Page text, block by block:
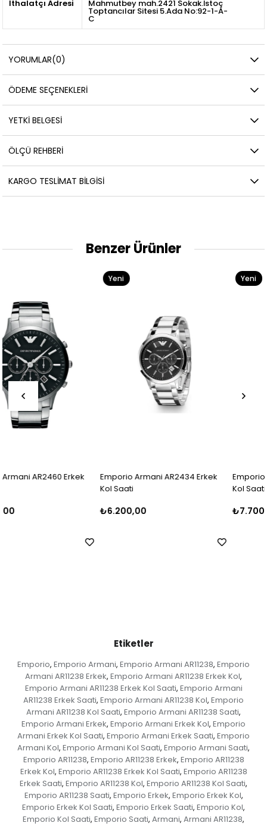
İthalatçı Adresi Mahmutbey mah.2421 Sokak.İstoç
Toptancılar Sitesi 5.Ada No:92-1-A-
C
YORUMLAR(0)
ÖDEME SEÇENEKLERI
YETKİ BELGESİ
ÖLÇÜ REHBERI
KARGO TESLIMAT BILGISI
Benzer Ürünler
Emporio Armani AR2434 Erkek
₺6.200,00
Emporio Armani AR5980 Erkek
₺7.700,00
Etiketler
Emporio, Emporio Armani, Emporio Armani AR11238, Emporio
Armani AR11238 Erkek, Emporio Armani AR11238 Erkek Kol,
Emporio Armani AR11238 Erkek Kol Saati, Emporio Armani
AR11238 Erkek Saati, Emporio Armani AR11238 Kol, Emporio
Armani AR11238 Kol Saati, Emporio Armani AR11238 Saati,
Emporio Armani Erkek, Emporio Armani Erkek Kol, Emporio
Armani Erkek Kol Saati, Emporio Armani Erkek Saati, Emporio
Armani Kol, Emporio Armani Kol Saati, Emporio Armani Saati,
Emporio AR11238, Emporio AR11238 Erkek, Emporio AR11238
Erkek Kol, Emporio AR11238 Erkek Kol Saati, Emporio AR11238
Erkek Saati, Emporio AR11238 Kol, Emporio AR11238 Kol Saati,
Emporio AR11238 Saati, Emporio Erkek, Emporio Erkek Kol,
Emporio Erkek Kol Saati, Emporio Erkek Saati, Emporio Kol,
Emporio Kol Saati, Emporio Saati, Armani, Armani AR11238,